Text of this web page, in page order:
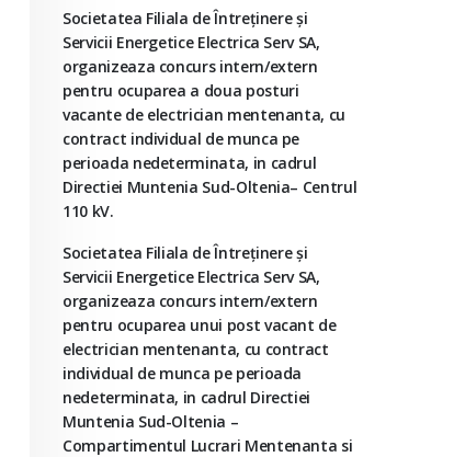
Societatea Filiala de Întreţinere şi
Servicii Energetice Electrica Serv SA,
organizeaza concurs intern/extern
pentru ocuparea a doua posturi
vacante de electrician mentenanta, cu
contract individual de munca pe
perioada nedeterminata, in cadrul
Directiei Muntenia Sud-Oltenia– Centrul
110 kV.
Societatea Filiala de Întreţinere şi
Servicii Energetice Electrica Serv SA,
organizeaza concurs intern/extern
pentru ocuparea unui post vacant de
electrician mentenanta, cu contract
individual de munca pe perioada
nedeterminata, in cadrul Directiei
Muntenia Sud-Oltenia –
Compartimentul Lucrari Mentenanta si